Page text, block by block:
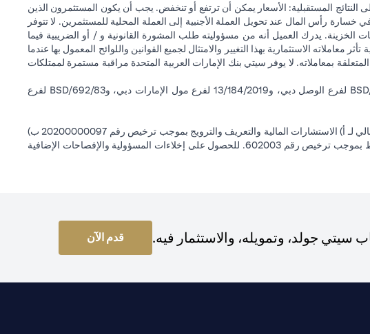
النتائج المستقبلية: الأسعار يمكن أن ترتفع أو تنخفض. يجب أن يكون المستثمرون الذين
رأس المال عند تحويل العملة الأجنبية إلى العملة المحلية للمستثمرين. لا تتوفر
الخزينة. يدرك العميل أنه من مسؤوليته طلب المشورة القانونية و / أو الضريبية فيما
معاملاته الاستثمارية بهذا التغيير والامتثال لجميع القوانين واللوائح المعمول بها عندما
بمعاملاته. لا يوفر سيتي بنك الإمارات العربية المتحدة مراقبة مستمرة لممتلكات
سيتي بنك إن إيه - الإمارات العربية المتحدة مسجل لدى مصرف الإمارات العربية المتحدة المركزي بموجب أرقام التراخيص BSD/504/83 لفرع الوصل دبي، و13/184/2019 لفرع مول الإمارات دبي، وBSD/692/83 لفرع
سيتي بنك إن إيه الإمارات العربية المتحدة مرخص من هيئة الأوراق المالية والسلع في الإمارات العربية المتحدة ("SCA") للقيام بالنشاط المالي لـ أ) الاستشارات المالية والتعريف والترويج بموجب ترخيص رقم 20200000097 ب)
وسيط تداول في الأسواق الدولية بموجب ترخيص رقم 20200000198 ج) إدارة المحافظ بموجب ترخيص رقم 20200000240 د) الحفظ بموجب ترخيص رقم 602003. للحصول على إخلاءات المسؤولية والإفصاحات الإضافية
جولد، وتمويله، والاستثمار فيه. قدم الآن